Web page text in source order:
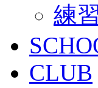
練
CLUB